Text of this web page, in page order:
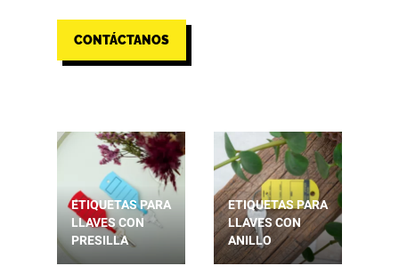
CONTÁCTANOS
ETIQUETAS PARA
LLAVES CON
PRESILLA
ETIQUETAS PARA
LLAVES CON
ANILLO